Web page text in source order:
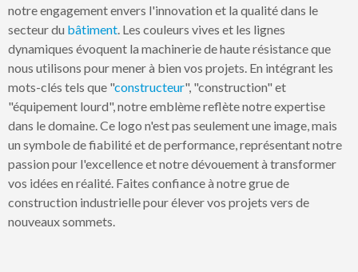
notre engagement envers l'innovation et la qualité dans le
secteur du bâtiment. Les couleurs vives et les lignes
dynamiques évoquent la machinerie de haute résistance que
nous utilisons pour mener à bien vos projets. En intégrant les
mots-clés tels que "constructeur", "construction" et
"équipement lourd", notre emblème reflète notre expertise
dans le domaine. Ce logo n'est pas seulement une image, mais
un symbole de fiabilité et de performance, représentant notre
passion pour l'excellence et notre dévouement à transformer
vos idées en réalité. Faites confiance à notre grue de
construction industrielle pour élever vos projets vers de
nouveaux sommets.